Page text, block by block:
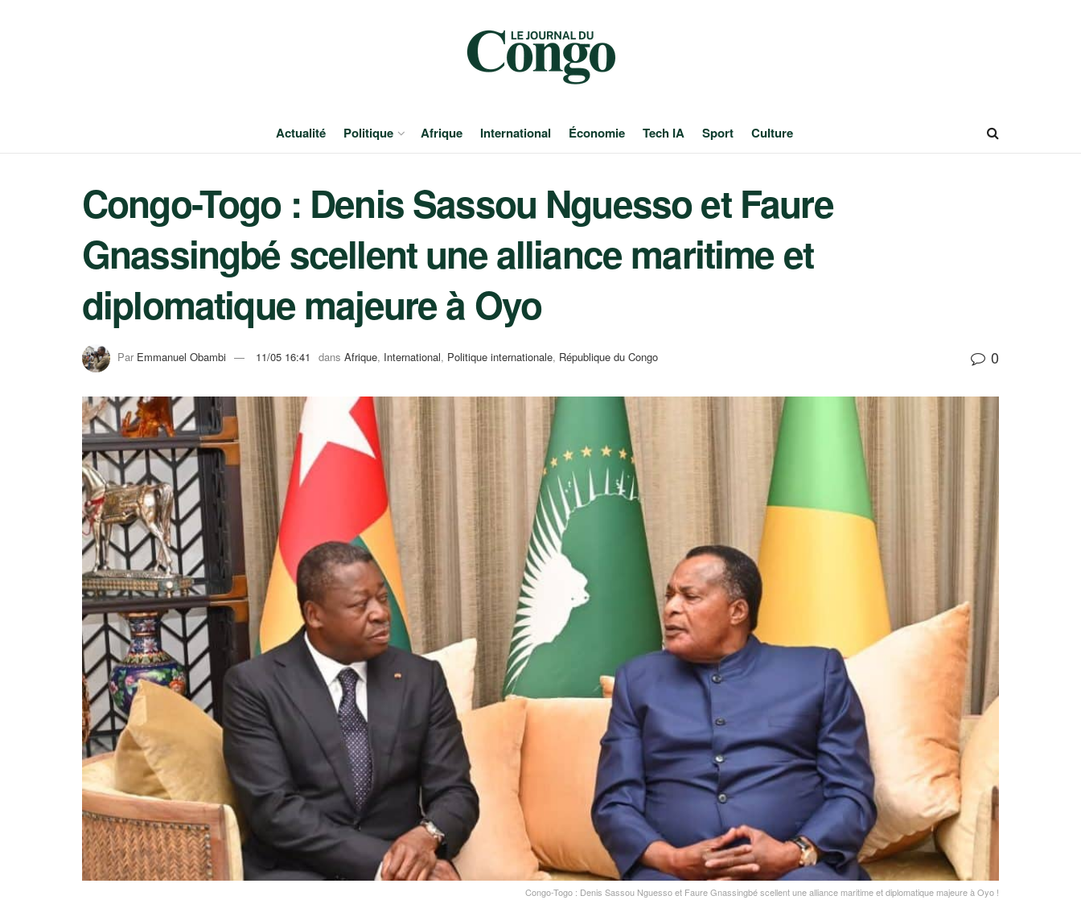
Actualité Politique Afrique International Économie Tech IA Sport Culture
Congo-Togo : Denis Sassou Nguesso et Faure
Gnassingbé scellent une alliance maritime et
diplomatique majeure à Oyo
Par Emmanuel Obambi 11/05 16:41 dans Afrique, International, Politique internationale, République du Congo 0
Congo-Togo : Denis Sassou Nguesso et Faure Gnassingbé scellent une alliance maritime et diplomatique majeure à Oyo !